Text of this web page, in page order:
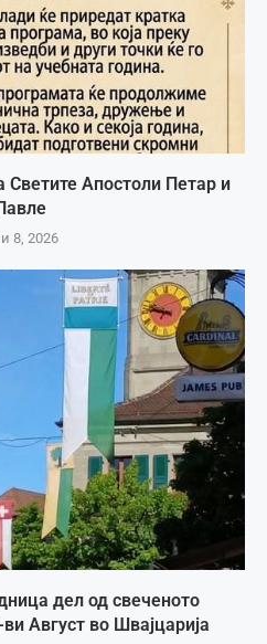
Светите Апостоли Петар и
8, 2026
дел од свеченото
Август во Швајцарија